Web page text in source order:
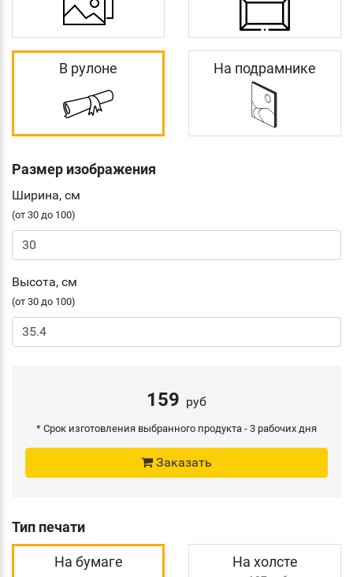
В рулоне На подрамнике
Размер изображения
Ширина, см
(от 30 до 100)
Высота, см
(от 30 до 100)
159 руб
* Срок изготовления выбранного продукта - 3 рабочих дня
Заказать
Тип печати
На бумаге На холсте